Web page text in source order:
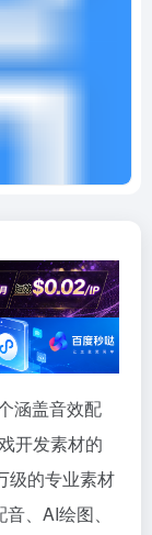
涵盖音效配
开发素材的
级的专业素材
、AI绘图、